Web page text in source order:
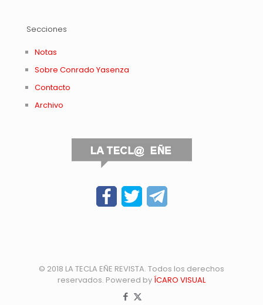
Secciones
Notas
Sobre Conrado Yasenza
Contacto
Archivo
© 2018 LA TECLA EÑE REVISTA. Todos los derechos
reservados. Powered by ÍCARO VISUAL